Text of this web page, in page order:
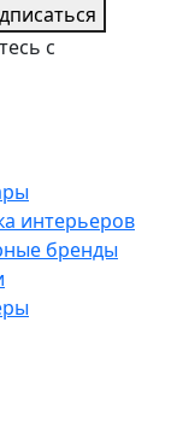
интерьеров
бренды
с